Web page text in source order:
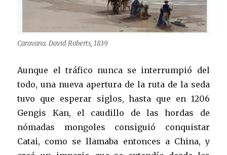
Caravana. David Roberts, 1839
Aunque el tráfico nunca se interrumpió del
todo, una nueva apertura de la ruta de la seda
tuvo que esperar siglos, hasta que en 1206
Gengis Kan, el caudillo de las hordas de
nómadas mongoles consiguió conquistar
Catai, como se llamaba entonces a China, y